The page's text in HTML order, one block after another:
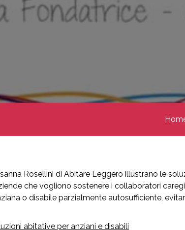
Rosellini di Abitare Leggero illustrano le
che vogliono sostenere i collaboratori
o disabile parzialmente autosufficiente,